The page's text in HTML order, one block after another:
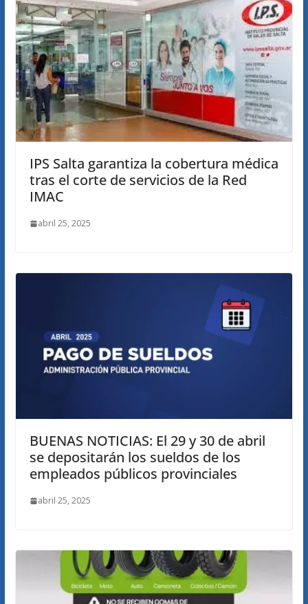
IPS Salta garantiza la cobertura médica
tras el corte de servicios de la Red
IMAC
abril 25, 2025
BUENAS NOTICIAS: El 29 y 30 de abril
se depositarán los sueldos de los
empleados públicos provinciales
abril 25, 2025